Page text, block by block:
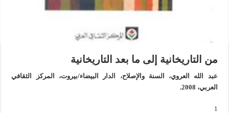
من التاريخانية إلى ما بعد التاريخانية
عبد الله العروي، السنة والإصلاح، الدار البيضاء/بيروت، المركز الثقافي
العربي، 2008.
1